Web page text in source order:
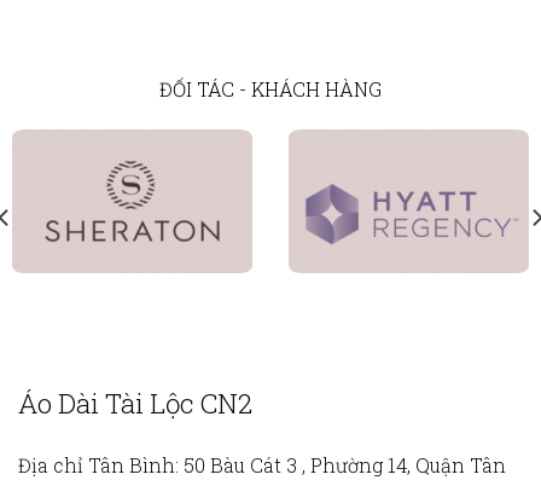
ĐỐI TÁC - KHÁCH HÀNG
Áo Dài Tài Lộc CN2
Địa chỉ Tân Bình: 50 Bàu Cát 3 , Phường 14, Quận Tân